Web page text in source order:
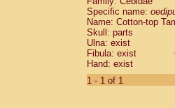
Cebidae
Cebidae
Cebidae
Cebidae
Cebidae
Cebidae
Cebidae
Specific name:
Name: Cotton-top
Skull: parts
Ulna: exist
Fibula: exist
Hand: exist
1 - 1 of 1